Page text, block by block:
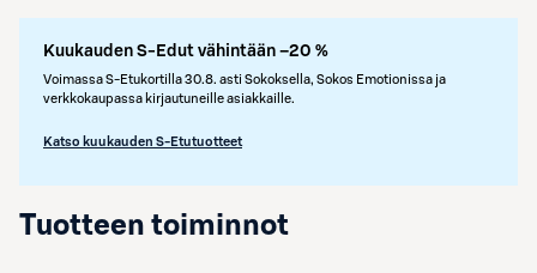
Kuukauden S-Edut vähintään –20 %
Voimassa S-Etukortilla 30.8. asti Sokoksella, Sokos Emotionissa ja
verkkokaupassa kirjautuneille asiakkaille.
Katso kuukauden S-Etutuotteet
Tuotteen toiminnot